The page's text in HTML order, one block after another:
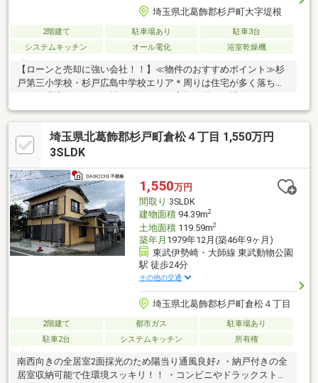
埼玉県北葛飾郡杉戸町大字堤根
2階建て 駐車場あり
駐車3台
システムキッチン
オール電化 浴室乾燥機
【ローンと売却に強い会社！！】≪物件のおすすめポイント≫杉
戸第三小学校・杉戸広島中学校エリア＊周りは住宅が多く落ち着
ンには食器棚、可動式棚完備！＊ゆとりのある水回りで毎日の生
活も快適☆＊全居室フローリングでお手入れがしやすい◎＊たっ
ぷり収納可能なＷＩＣ完備＊南面バルコニーでお洗濯ものが良く
乾く♪＊オール電化で火災の心配が減ります◎◆住宅ローンのご
埼玉県北葛飾郡杉戸町倉松４丁目 1,550万円
3SLDK
1,550万円
間取り 3SLDK
建物面積94.39m2
土地面積119.59m2
築年月 1979年12月(築46年9ヶ月)
東武伊勢崎・大師線 東武動物公園
駅 徒歩24分
その他の交通
埼玉県北葛飾郡杉戸町倉松４丁目
2階建て 都市ガス
駐車場あり
駐車2台
システムキッチン 所有権
南西向きの全居室2面採光のため陽当り通風良好♪ ・納戸付きの全
居室収納可能で住環境スッキリ！！ ・コンビニやドラックスト